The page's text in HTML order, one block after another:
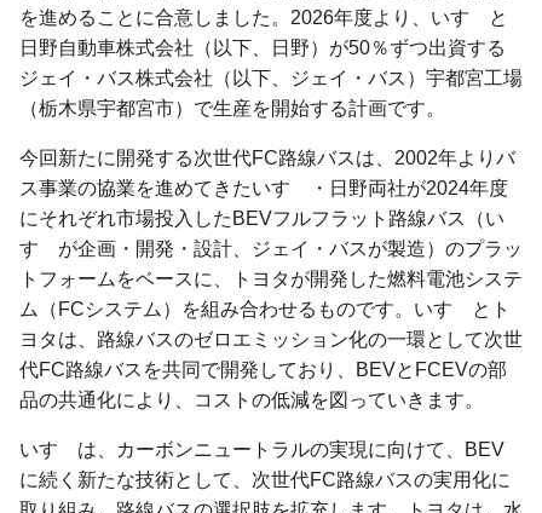
を進めることに合意しました。2026年度より、いすゞと
日野自動車株式会社（以下、日野）が50％ずつ出資する
ジェイ・バス株式会社（以下、ジェイ・バス）宇都宮工場
（栃木県宇都宮市）で生産を開始する計画です。
今回新たに開発する次世代FC路線バスは、2002年よりバ
ス事業の協業を進めてきたいすゞ・日野両社が2024年度
にそれぞれ市場投入したBEVフルフラット路線バス（い
すゞが企画・開発・設計、ジェイ・バスが製造）のプラッ
トフォームをベースに、トヨタが開発した燃料電池システ
ム（FCシステム）を組み合わせるものです。いすゞとト
ヨタは、路線バスのゼロエミッション化の一環として次世
代FC路線バスを共同で開発しており、BEVとFCEVの部
品の共通化により、コストの低減を図っていきます。
いすゞは、カーボンニュートラルの実現に向けて、BEV
に続く新たな技術として、次世代FC路線バスの実用化に